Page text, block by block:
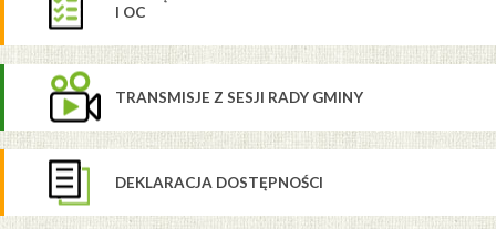
I OC
TRANSMISJE Z SESJI RADY GMINY
DEKLARACJA DOSTĘPNOŚCI